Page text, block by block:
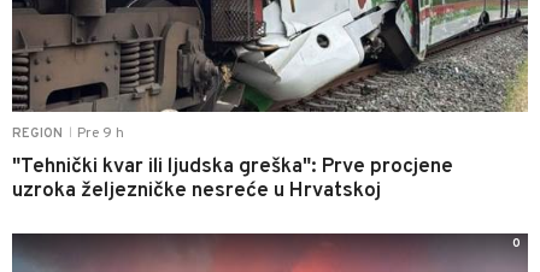
REGION Pre 9 h
"Tehnički kvar ili ljudska greška": Prve procjene
uzroka željezničke nesreće u Hrvatskoj
0